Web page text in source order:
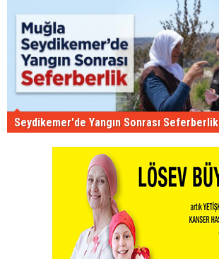
Seydikemer'de Yangın Sonrası Seferberlik